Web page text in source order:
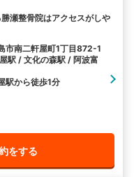
瀬整骨院はアクセスがしや
市南二軒屋町1丁目872-1
駅 / 文化の森駅 / 阿波富
駅から徒歩1分
をする